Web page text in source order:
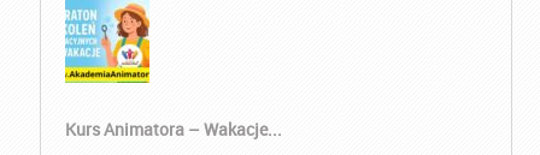
Kurs Animatora – Wakacje...